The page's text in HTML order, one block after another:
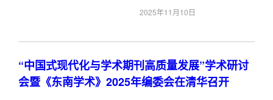
2025年11月10日
“中国式现代化与学术期刊高质量发展”学术研讨
会暨《东南学术》2025年编委会在清华召开